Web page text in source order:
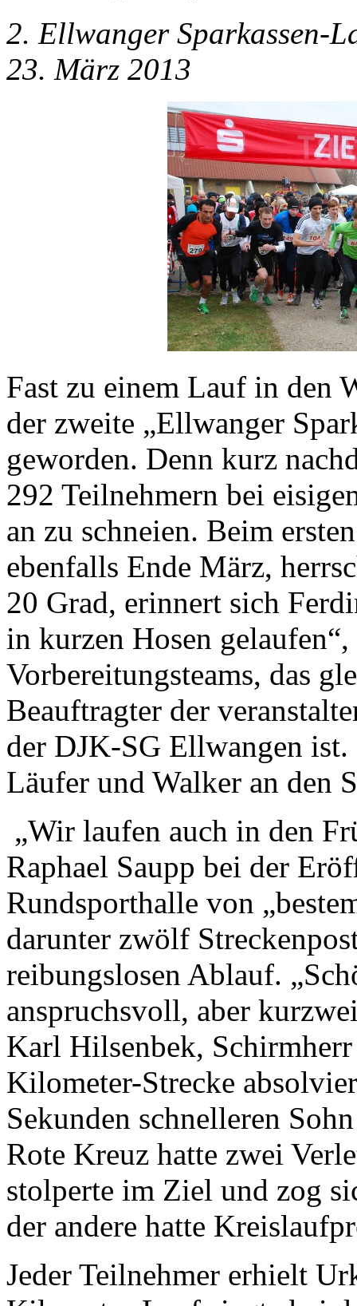
2. Ellwanger Sparkassen-
23. März 2013
Fast zu einem Lauf in den
der zweite „Ellwanger
geworden. Denn kurz
292 Teilnehmern bei
an zu schneien. Beim
ebenfalls Ende März,
20 Grad, erinnert sich
in kurzen Hosen
Vorbereitungsteams, das
Beauftragter der
der DJK-SG Ellwangen
Läufer und Walker an den
„Wir laufen auch in den
Raphael Saupp bei der
Rundsporthalle von
darunter zwölf
reibungslosen Ablauf.
anspruchsvoll, aber
Karl Hilsenbek,
Kilometer-Strecke
Sekunden schnelleren
Rote Kreuz hatte zwei
stolperte im Ziel und zog
der andere hatte
Jeder Teilnehmer erhielt